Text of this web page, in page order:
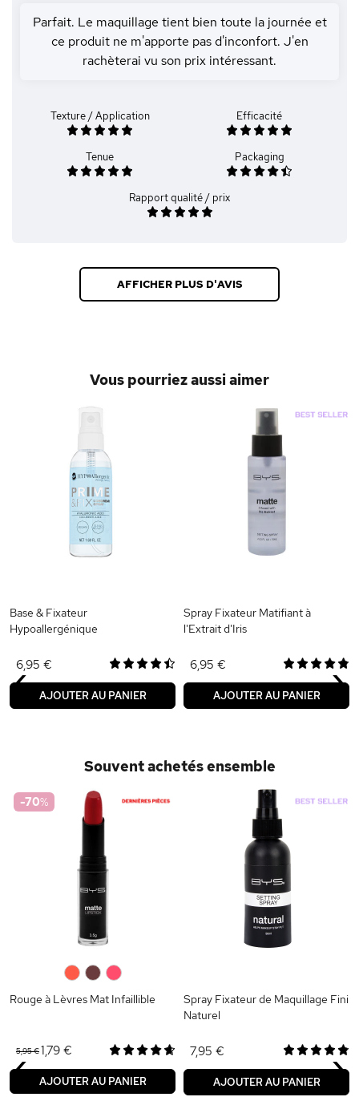
Parfait. Le maquillage tient bien toute la journée et
ce produit ne m'apporte pas d'inconfort. J'en
rachèterai vu son prix intéressant.
Texture / Application Efficacité
Tenue Packaging
Rapport qualité / prix
AFFICHER PLUS D'AVIS
Vous pourriez aussi aimer
Base & Fixateur
Hypoallergénique
6,95 €
AJOUTER AU PANIER
Spray Fixateur Matifiant à
l'Extrait d'Iris
6,95 €
AJOUTER AU PANIER
‹ ›
Souvent achetés ensemble
-70%
Rouge à Lèvres Mat Infaillible
5,95 €1,79 €
AJOUTER AU PANIER
Spray Fixateur de Maquillage Fini
Naturel
7,95 €
AJOUTER AU PANIER
‹ ›